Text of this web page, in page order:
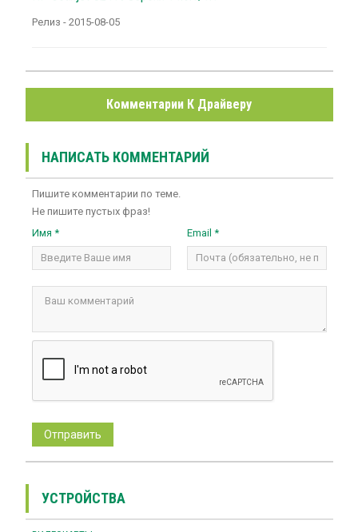
Релиз - 2015-08-05
Комментарии К Драйверу
НАПИСАТЬ КОММЕНТАРИЙ
Пишите комментарии по теме.
Не пишите пустых фраз!
Имя *
Email *
УСТРОЙСТВА